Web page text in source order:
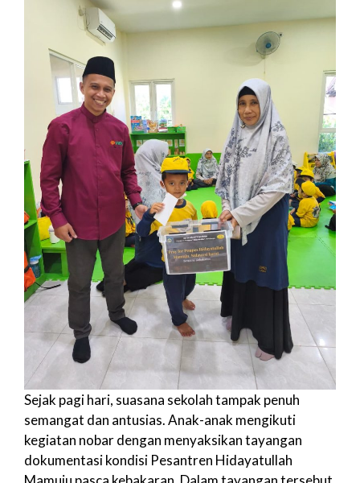
Sejak pagi hari, suasana sekolah tampak penuh
semangat dan antusias. Anak-anak mengikuti
kegiatan nobar dengan menyaksikan tayangan
dokumentasi kondisi Pesantren Hidayatullah